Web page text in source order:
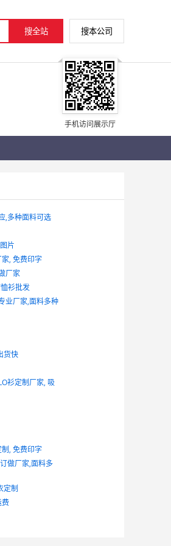
手机访问展示厅
,多种面料可选
片
, 免费印字
厂家
衫批发
业厂家,面料多种
货快
衫定制厂家, 吸
, 免费印字
做厂家,面料多
定制